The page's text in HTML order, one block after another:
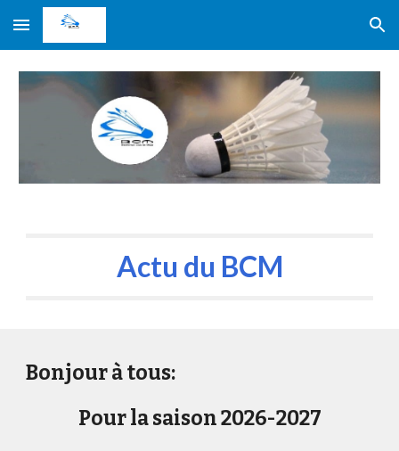
Skip to main content Skip to navigation
Actu du BCM
Bonjour à tous:
Pour la saison 2026-2027